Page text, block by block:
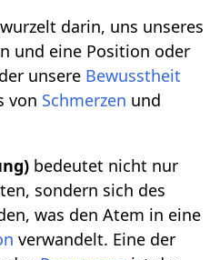
darin, uns unseres
und eine Position oder
unsere Bewusstheit
von Schmerzen und
bedeutet nicht nur
sondern sich des
was den Atem in eine
verwandelt. Eine der